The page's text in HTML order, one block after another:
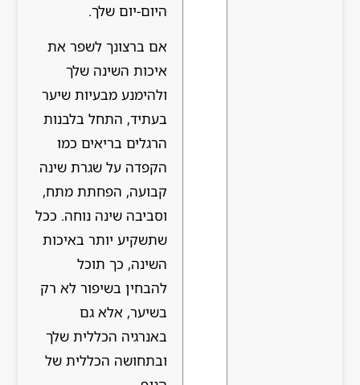
היום-יום שלך.
אם ברצונך לשפר את
איכות השינה שלך
ולהימנע מבעיות שיער
בעתיד, התחל בלבנות
הרגלים בריאים כמו
הקפדה על שגרת שינה
קבועה, הפחתת מתח,
וסביבה שינה נוחה. ככל
שתשקיע יותר באיכות
השינה, כך תוכל
להבחין בשיפור לא רק
בשיער, אלא גם
באנרגיה הכללית שלך
ובתחושה הכללית של